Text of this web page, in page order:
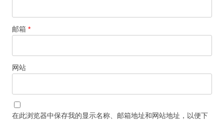
邮箱 *
网站
在此浏览器中保存我的显示名称、邮箱地址和网站地址，以便下